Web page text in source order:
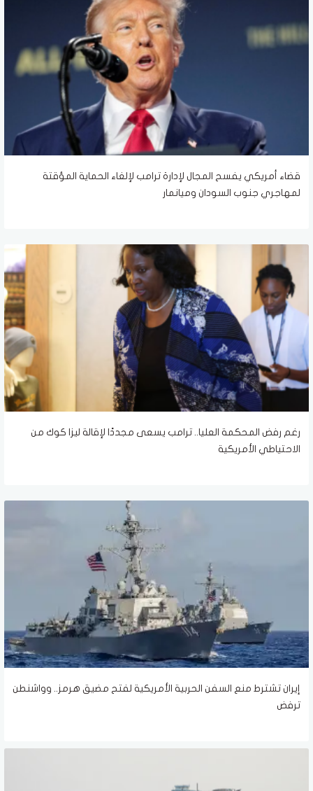
قضاء أمريكي يفسح المجال لإدارة ترامب لإلغاء الحماية المؤقتة
لمهاجري جنوب السودان وميانمار
رغم رفض المحكمة العليا.. ترامب يسعى مجددًا لإقالة ليزا كوك من
الاحتياطي الأمريكية
إيران تشترط منع السفن الحربية الأمريكية لفتح مضيق هرمز.. وواشنطن
ترفض